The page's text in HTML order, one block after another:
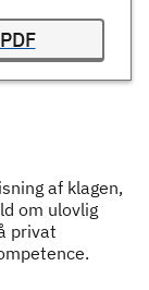
af klagen,
om ulovlig
privat